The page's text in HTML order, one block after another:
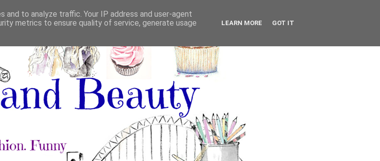
to analyze traffic. Your IP address and user-agent
metrics to ensure quality of service, generate usage
LEARN MORE GOT IT